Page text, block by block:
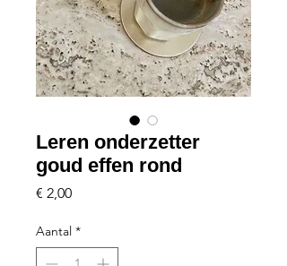
Leren onderzetter
goud effen rond
€ 2,00Prijs
Aantal *